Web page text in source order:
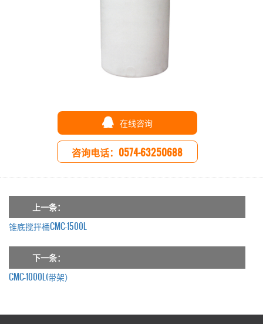
在线咨询
咨询电话：0574-63250688
上一条：
锥底搅拌桶CMC-1500L
下一条：
CMC-1000L(带架）